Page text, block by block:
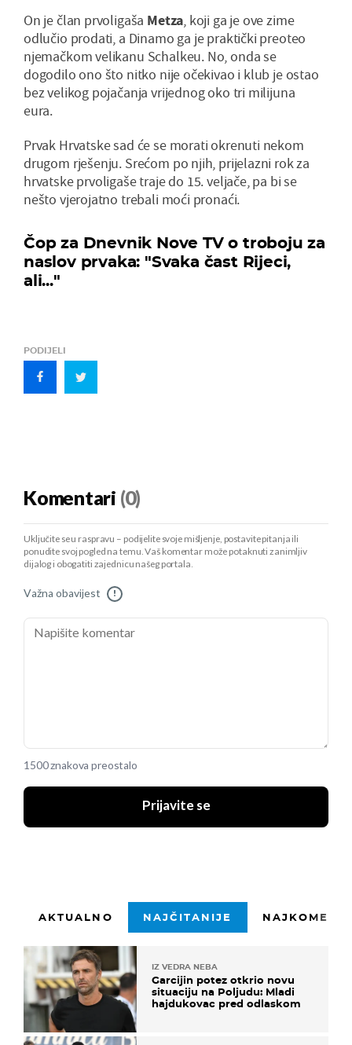
On je član prvoligaša Metza, koji ga je ove zime
odlučio prodati, a Dinamo ga je praktički preoteo
njemačkom velikanu Schalkeu. No, onda se
dogodilo ono što nitko nije očekivao i klub je ostao
bez velikog pojačanja vrijednog oko tri milijuna
eura.
Prvak Hrvatske sad će se morati okrenuti nekom
drugom rješenju. Srećom po njih, prijelazni rok za
hrvatske prvoligaše traje do 15. veljače, pa bi se
nešto vjerojatno trebali moći pronaći.
Čop za Dnevnik Nove TV o troboju za
naslov prvaka: "Svaka čast Rijeci,
ali..."
PODIJELI
Komentari (0)
Uključite se u raspravu – podijelite svoje mišljenje, postavite pitanja ili
ponudite svoj pogled na temu. Vaš komentar može potaknuti zanimljiv
dijalog i obogatiti zajednicu našeg portala.
Važna obavijest !
1500 znakova preostalo
Prijavite se
AKTUALNO NAJČITANIJE
IZ VEDRA NEBA
Garcijin potez otkrio novu
situaciju na Poljudu: Mladi
hajdukovac pred odlaskom